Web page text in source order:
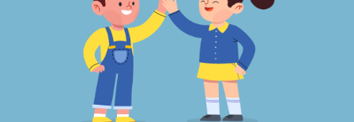
FAQ's
Terms & Conditions